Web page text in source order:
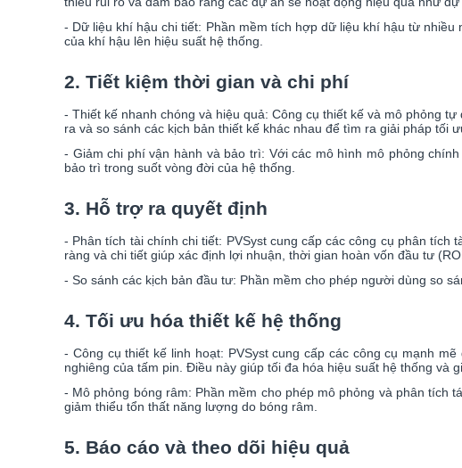
- Dữ liệu khí hậu chi tiết: Phần mềm tích hợp dữ liệu khí hậu từ
của khí hậu lên hiệu suất hệ thống.
2. Tiết kiệm thời gian và chi phí
- Thiết kế nhanh chóng và hiệu quả: Công cụ thiết kế và mô phỏng
ra và so sánh các kịch bản thiết kế khác nhau để tìm ra giải pháp tối
- Giảm chi phí vận hành và bảo trì: Với các mô hình mô phỏng
bảo trì trong suốt vòng đời của hệ thống.
3. Hỗ trợ ra quyết định
- Phân tích tài chính chi tiết: PVSyst cung cấp các công cụ phân
ràng và chi tiết giúp xác định lợi nhuận, thời gian hoàn vốn đầu tư
- So sánh các kịch bản đầu tư: Phần mềm cho phép người dùng so
4. Tối ưu hóa thiết kế hệ thống
- Công cụ thiết kế linh hoạt: PVSyst cung cấp các công cụ mạnh
nghiêng của tấm pin. Điều này giúp tối đa hóa hiệu suất hệ thống và
- Mô phỏng bóng râm: Phần mềm cho phép mô phỏng và phân tích
giảm thiểu tổn thất năng lượng do bóng râm.
5. Báo cáo và theo dõi hiệu quả